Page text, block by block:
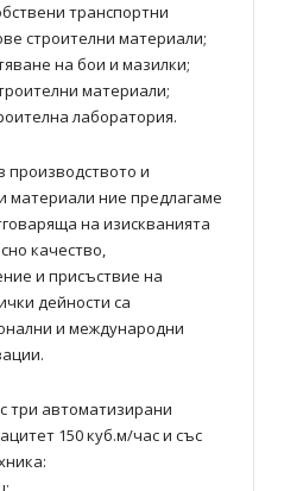
транспортни
строителни материали;
на бои и мазилки;
материали;
лаборатория.
производството и
материали ние предлагаме
на изискванията
качество,
и присъствие на
дейности са
и международни
три автоматизирани
150 куб.м/час и със